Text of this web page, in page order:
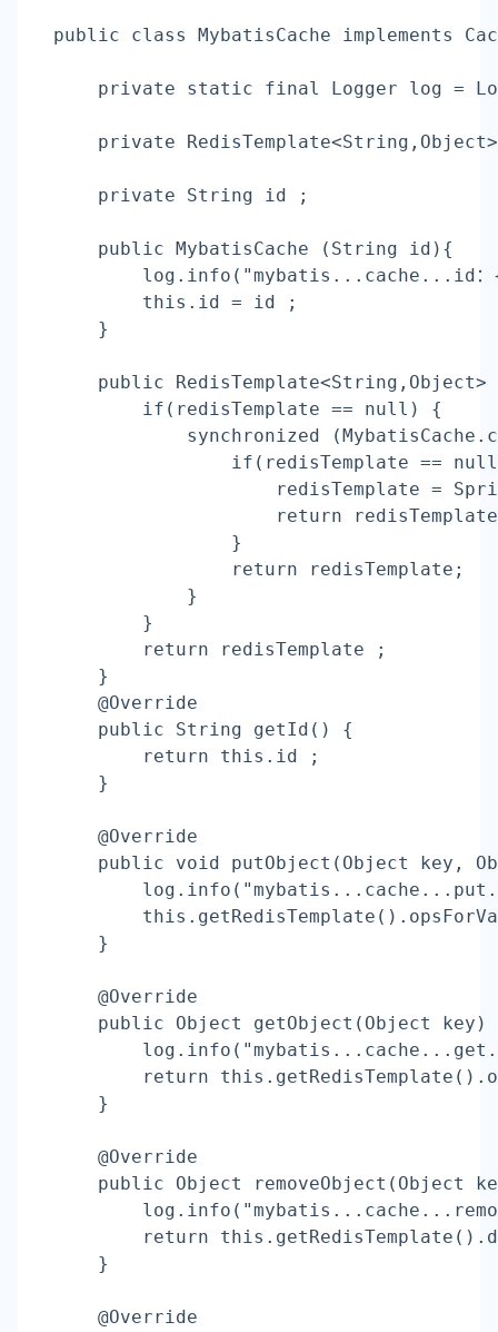
public class MybatisCache implements
private static final Logger log =
private RedisTemplate<String,Object>
private String id ;
public MybatisCache (String id){
log.info( "mybatis...cache...id
this.id = id ;
}
public RedisTemplate<String,Object>
if (redisTemplate == null) {
synchronized
if (redisTemplate ==
redisTemplate =
return
}
return redisTemplate;
}
}
return redisTemplate ;
}
@Override
public String getId () {
return this.id ;
}
@Override
public void putObject(Object key,
log.info(
}
@Override
public Object getObject(Object key)
log.info(
return
}
@Override
public Object removeObject(Object
log.info(
return
}
@Override